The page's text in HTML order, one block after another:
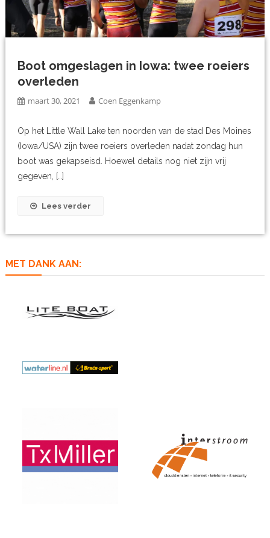
Boot omgeslagen in Iowa: twee roeiers
overleden
maart 30, 2021 Coen Eggenkamp
Op het Little Wall Lake ten noorden van de stad Des Moines
(Iowa/USA) zijn twee roeiers overleden nadat zondag hun
boot was gekapseisd. Hoewel details nog niet zijn vrij
gegeven, […]
Lees verder
MET DANK AAN: